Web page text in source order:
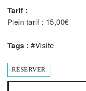
Tarif :
Plein tarif : 15,00€
Tags : #Visite
RÉSERVER